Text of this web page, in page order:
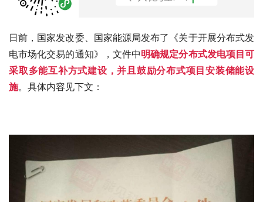
日前，国家发改委、国家能源局发布了《关于开展分布式发
电市场化交易的通知》，文件中明确规定分布式发电项目可
采取多能互补方式建设，并且鼓励分布式项目安装储能设
施。具体内容见下文：